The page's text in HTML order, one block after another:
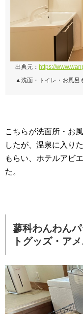
出典元： https://
▲洗面・トイレ・お風呂
こちらが洗面所・お
したが、温泉に入り
もらい、ホテルアビ
た。
蓼科わんわん
トグッズ・ア